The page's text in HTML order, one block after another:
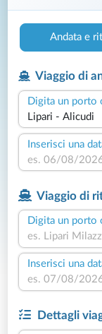
Andata e
Viaggio di
Digita un porto
Inserisci una
Viaggio di
Digita un porto
Inserisci una
Dettagli